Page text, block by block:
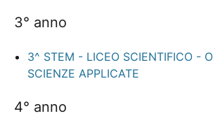
3° anno
3^ STEM - LICEO SCIENTIFICO -
SCIENZE APPLICATE
4° anno